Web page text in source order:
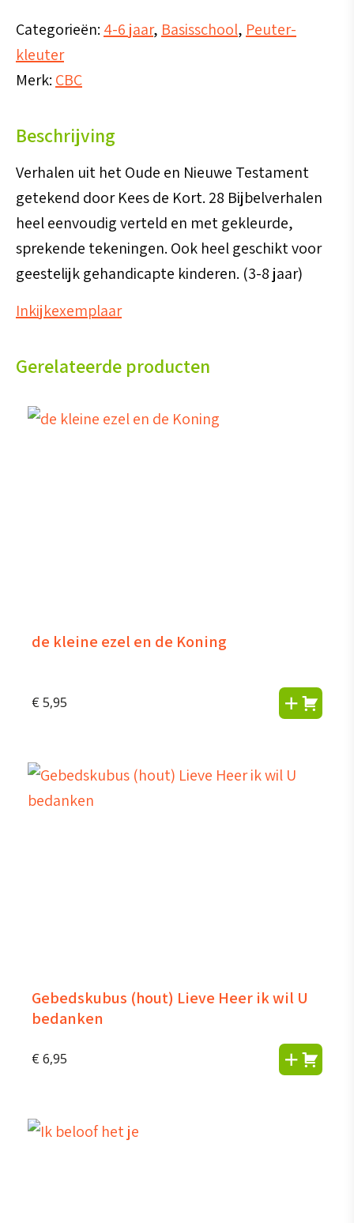
Categorieën: 4-6 jaar, Basisschool, Peuter-
kleuter
Merk: CBC
Beschrijving
Verhalen uit het Oude en Nieuwe Testament
getekend door Kees de Kort. 28 Bijbelverhalen
heel eenvoudig verteld en met gekleurde,
sprekende tekeningen. Ook heel geschikt voor
geestelijk gehandicapte kinderen. (3-8 jaar)
Inkijkexemplaar
Gerelateerde producten
de kleine ezel en de Koning
€ 5,95
Gebedskubus (hout) Lieve Heer ik wil U
bedanken
€ 6,95